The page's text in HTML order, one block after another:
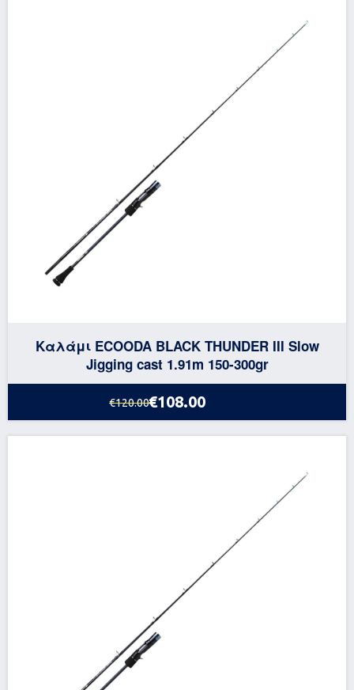
Καλάμι ECOODA BLACK THUNDER III Slow
Jigging cast 1.91m 150-300gr
€120.00€108.00